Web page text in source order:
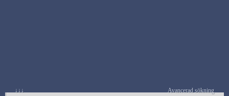
↓↓↓ Avancerad sökning